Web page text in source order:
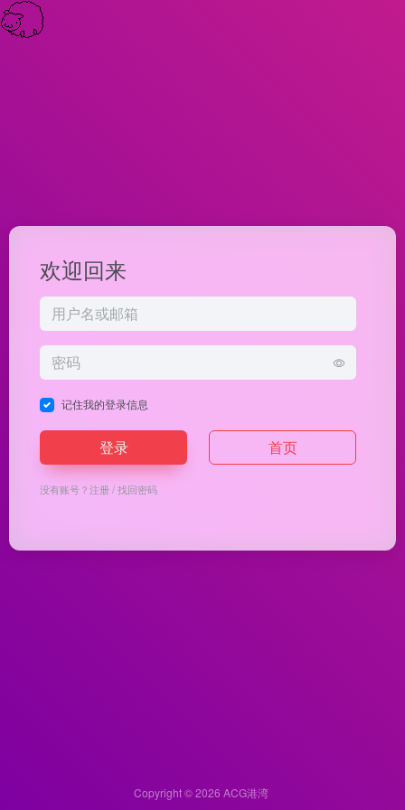
欢迎回来
记住我的登录信息
登录 首页
没有账号？注册/找回密码
Copyright © 2026 ACG港湾